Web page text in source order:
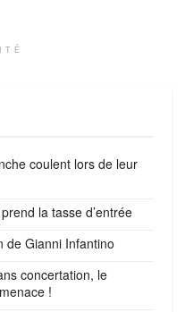
coulent lors de leur
la tasse d’entrée
de Gianni Infantino
concertation, le
!